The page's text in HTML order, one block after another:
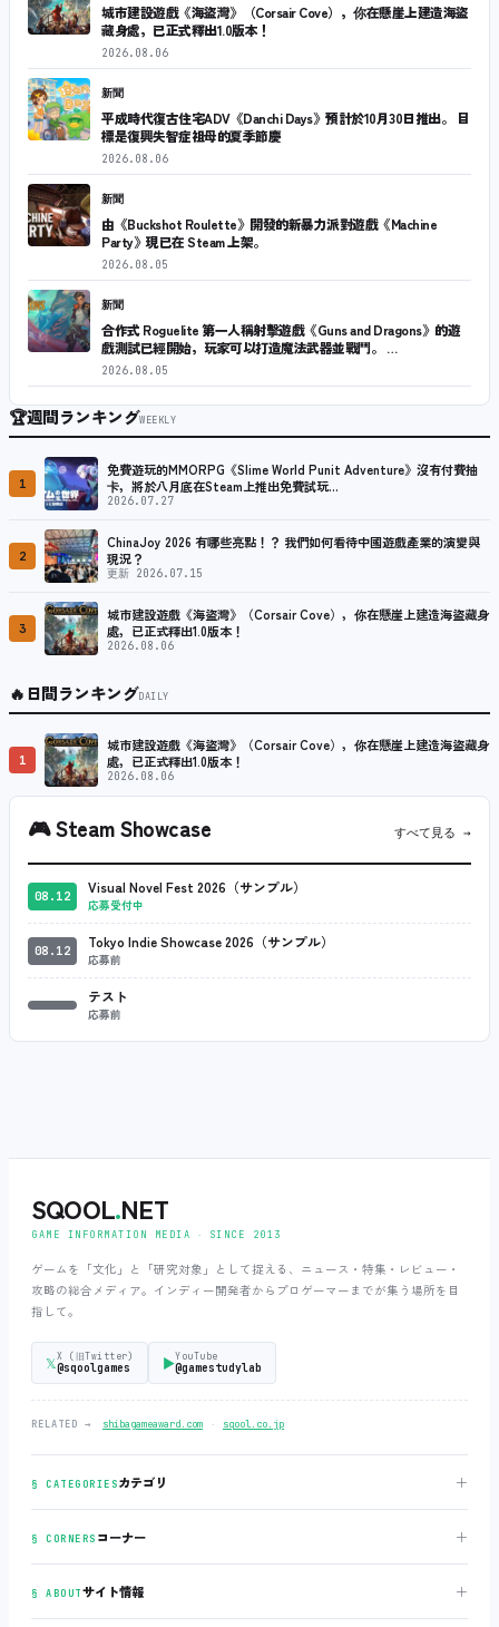
城市建設遊戲《海盜灣》（Corsair Cove），你在懸崖上建造海盜
藏身處，已正式釋出1.0版本！
2026.08.06
新聞
平成時代復古住宅ADV《Danchi Days》預計於10月30日推出。 目
標是復興失智症祖母的夏季節慶
2026.08.06
新聞
由《Buckshot Roulette》開發的新暴力派對遊戲《Machine
Party》現已在 Steam 上架。
2026.08.05
新聞
合作式 Roguelite 第一人稱射擊遊戲《Guns and Dragons》的遊
戲測試已經開始，玩家可以打造魔法武器並戰鬥。 …
2026.08.05
🏆週間ランキングWEEKLY
1
免費遊玩的MMORPG《Slime World Punit Adventure》沒有付費抽
卡，將於八月底在Steam上推出免費試玩…
2026.07.27
2
ChinaJoy 2026 有哪些亮點！？ 我們如何看待中國遊戲產業的演變與
現況？
更新 2026.07.15
3
城市建設遊戲《海盜灣》（Corsair Cove），你在懸崖上建造海盜藏身
處，已正式釋出1.0版本！
2026.08.06
🔥日間ランキングDAILY
1
城市建設遊戲《海盜灣》（Corsair Cove），你在懸崖上建造海盜藏身
處，已正式釋出1.0版本！
2026.08.06
🎮Steam Showcase すべて見る →
08.12 Visual Novel Fest 2026（サンプル）
応募受付中
08.12 Tokyo Indie Showcase 2026（サンプル）
応募前
テスト
応募前
SQOOL.NET
GAME INFORMATION MEDIA ‧ SINCE 2013
ゲームを「文化」と「研究対象」として捉える、ニュース・特集・レビュー・
攻略の総合メディア。インディー開発者からプロゲーマーまでが集う場所を目
指して。
𝕏X (旧Twitter)
@sqoolgames ▶YouTube
@gamestudylab
RELATED → shibagameaward.com ‧ sqool.co.jp
§ CATEGORIESカテゴリ ＋
§ CORNERS コーナー ＋
§ ABOUTサイト情報 ＋